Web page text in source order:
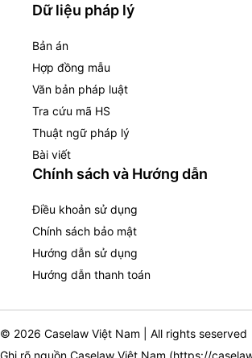
Dữ liệu pháp lý
Bản án
Hợp đồng mẫu
Văn bản pháp luật
Tra cứu mã HS
Thuật ngữ pháp lý
Bài viết
Chính sách và Hướng dẫn
Điều khoản sử dụng
Chính sách bảo mật
Hướng dẫn sử dụng
Hướng dẫn thanh toán
© 2026 Caselaw Việt Nam | All rights seserved
Ghi rõ nguồn Caselaw Việt Nam (https://